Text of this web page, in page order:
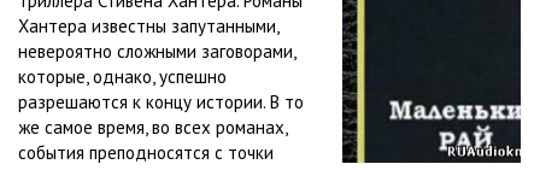
Хантера известны запутанными,
невероятно сложными заговорами,
которые, однако, успешно
разрешаются к концу истории. В то
же самое время, во всех романах,
события преподносятся с точки